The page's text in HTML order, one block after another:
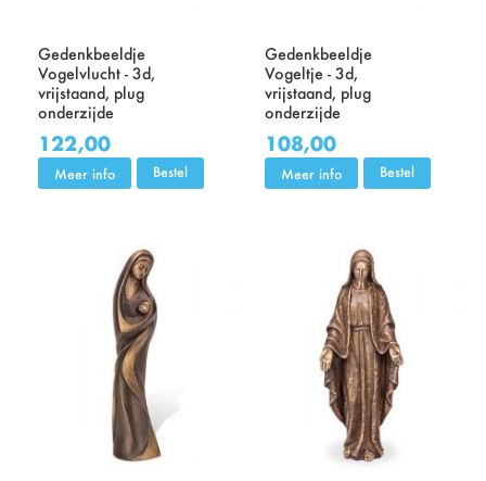
Gedenkbeeldje
Vogelvlucht - 3d,
vrijstaand, plug
onderzijde
122,00
Meer info Bestel
Gedenkbeeldje
Vogeltje - 3d,
vrijstaand, plug
onderzijde
108,00
Meer info Bestel